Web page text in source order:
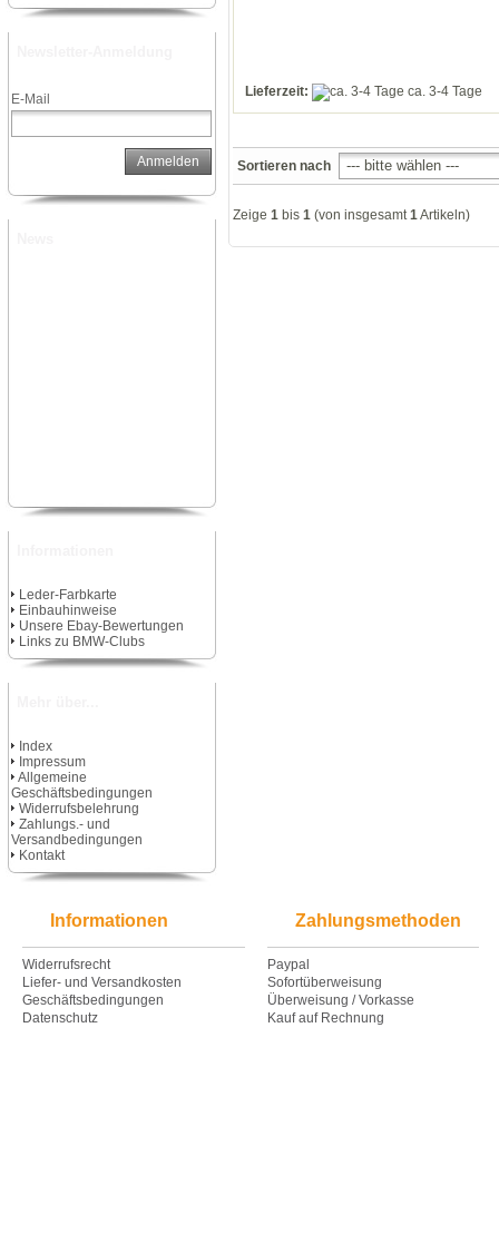
E-Mail
Anmelden
Leder-Farbkarte
Einbauhinweise
Unsere Ebay-Bewertungen
Links zu BMW-Clubs
Index
Impressum
Allgemeine
Geschäftsbedingungen
Widerrufsbelehrung
Zahlungs.- und
Versandbedingungen
Kontakt
Lieferzeit: ca. 3-4 Tage
Sortieren nach
Zeige 1 bis 1 (von insgesamt 1 Artikeln)
Informationen
Widerrufsrecht
Liefer- und Versandkosten
Geschäftsbedingungen
Datenschutz
Zahlungsmethoden
Paypal
Sofortüberweisung
Überweisung / Vorkasse
Kauf auf Rechnung